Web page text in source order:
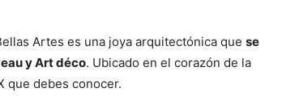
Artes es una joya arquitectónica que se
y Art déco. Ubicado en el corazón de la
que debes conocer.